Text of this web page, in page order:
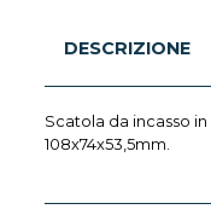
DESCRIZIONE
Scatola da incasso
108x74x53,5mm.